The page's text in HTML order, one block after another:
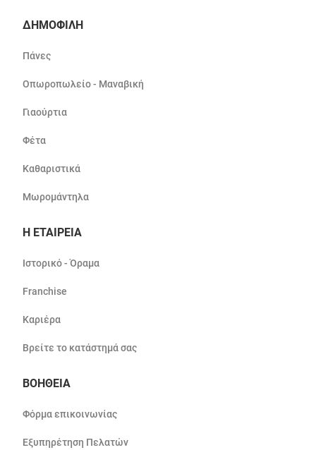
ΔΗΜΟΦΙΛΗ
Πάνες
Οπωροπωλείο - Μαναβική
Γιαούρτια
Φέτα
Καθαριστικά
Μωρομάντηλα
Η ΕΤΑΙΡΕΙΑ
Ιστορικό - Όραμα
Franchise
Καριέρα
Βρείτε το κατάστημά σας
ΒΟΗΘΕΙΑ
Φόρμα επικοινωνίας
Εξυπηρέτηση Πελατών